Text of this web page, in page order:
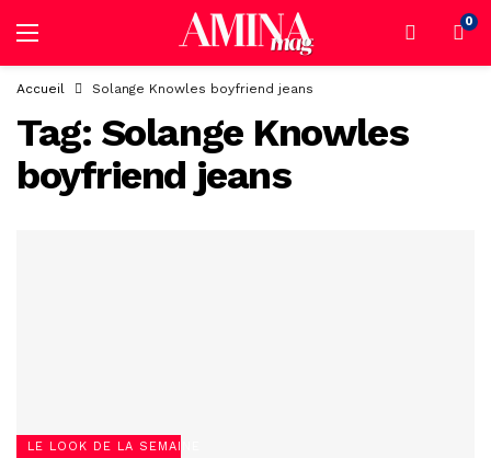
0
Accueil Solange Knowles boyfriend jeans
Tag: Solange Knowles
boyfriend jeans
LE LOOK DE LA SEMAINE